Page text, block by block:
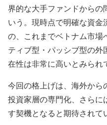
界的な大手ファンドからの
いう。現時点で明確な資
の、これまでベトナム市場
ティブ型・パッシブ型の
在性は非常に高いとみられ
今回の格上げは、海外から
投資家層の専門化、さらに
す契機となると期待されて